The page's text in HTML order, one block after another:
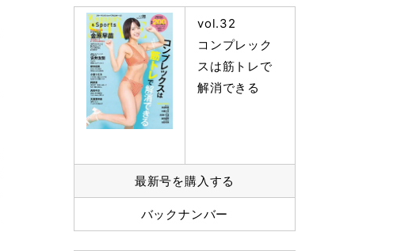
vol.32
コンプレック
スは筋トレで
解消できる
最新号を購入する
バックナンバー